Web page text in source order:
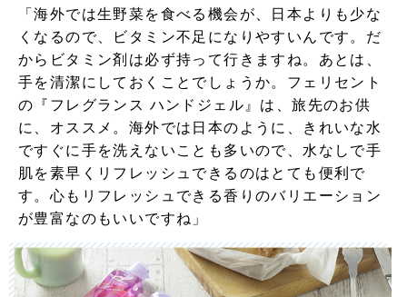
「海外では生野菜を食べる機会が、日本よりも少な
くなるので、ビタミン不足になりやすいんです。だ
からビタミン剤は必ず持って行きますね。あとは、
手を清潔にしておくことでしょうか。フェリセント
の『フレグランス ハンドジェル』は、旅先のお供
に、オススメ。海外では日本のように、きれいな水
ですぐに手を洗えないことも多いので、水なしで手
肌を素早くリフレッシュできるのはとても便利で
す。心もリフレッシュできる香りのバリエーション
が豊富なのもいいですね」